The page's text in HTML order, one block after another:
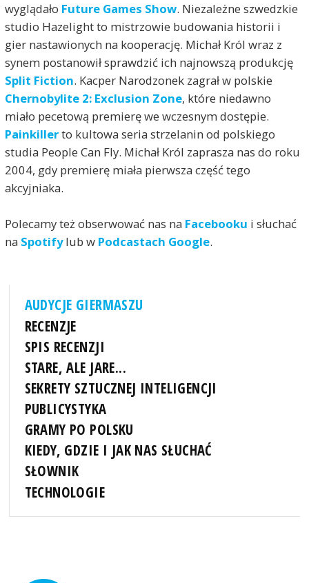
wyglądało Future Games Show. Niezależne szwedzkie
studio Hazelight to mistrzowie budowania historii i
gier nastawionych na kooperację. Michał Król wraz z
synem postanowił sprawdzić ich najnowszą produkcję
Split Fiction. Kacper Narodzonek zagrał w polskie
Chernobylite 2: Exclusion Zone, które niedawno
miało pecetową premierę we wczesnym dostępie.
Painkillerto kultowa seria strzelanin od polskiego
studia People Can Fly. Michał Król zaprasza nas do roku
2004, gdy premierę miała pierwsza część tego
akcyjniaka.
Polecamy też obserwować nas na Facebooku i słuchać
na Spotifylub w Podcastach Google.
AUDYCJE GIERMASZU
RECENZJE
SPIS RECENZJI
STARE, ALE JARE...
SEKRETY SZTUCZNEJ INTELIGENCJI
PUBLICYSTYKA
GRAMY PO POLSKU
KIEDY, GDZIE I JAK NAS SŁUCHAĆ
SŁOWNIK
TECHNOLOGIE